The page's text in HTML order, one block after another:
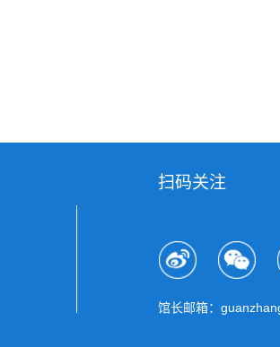
扫码关注
馆长邮箱：